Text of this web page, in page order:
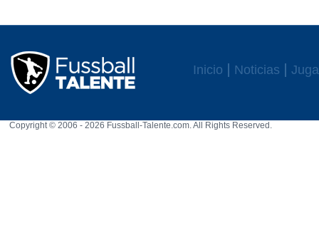
Inicio Noticias
Copyright © 2006 - 2026 Fussball-Talente.com. All Rights Reserved.